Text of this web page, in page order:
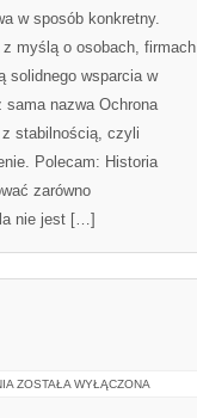
w sposób konkretny.
z myślą o osobach, firmach
solidnego wsparcia w
nazwa Ochrona
stabilnością, czyli
Polecam: Historia
zarówno
nie jest […]
SEN
ZOSTAŁA WYŁĄCZONA